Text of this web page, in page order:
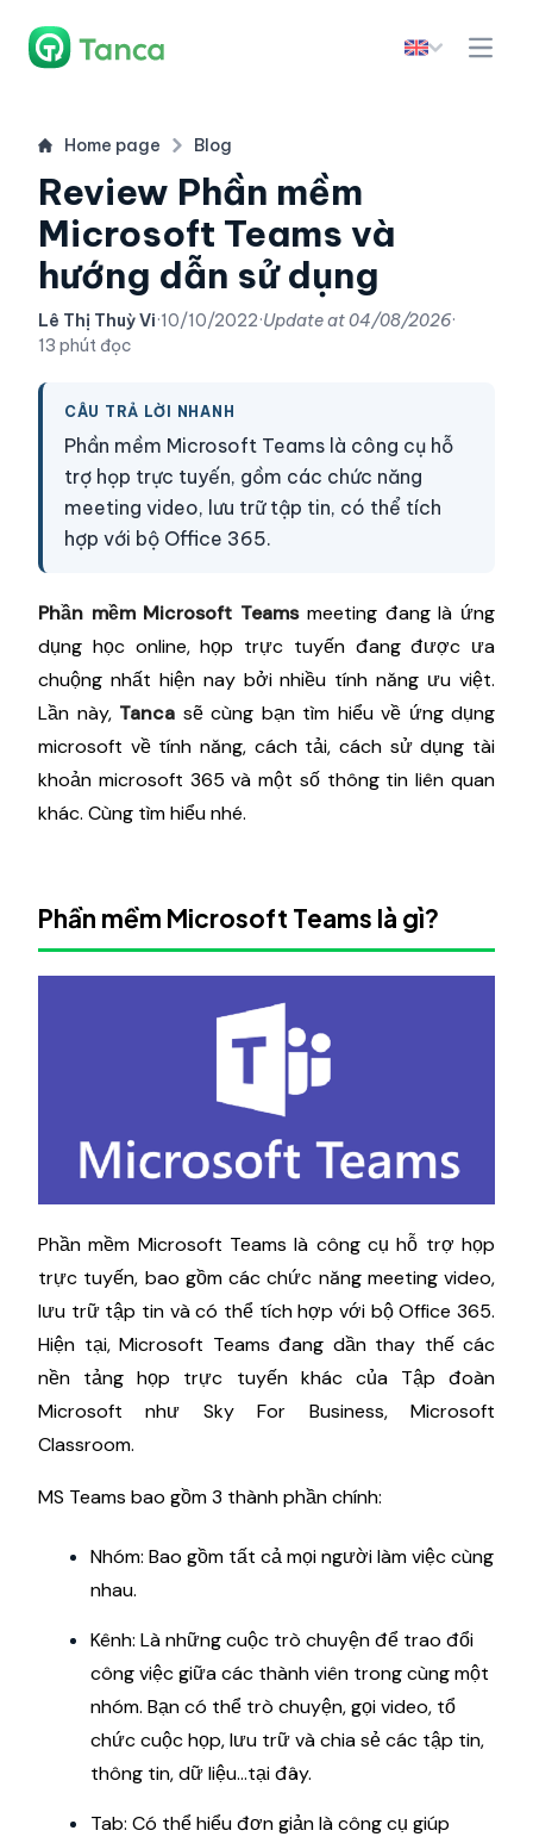
Home page Blog
Review Phần mềm
Microsoft Teams và
hướng dẫn sử dụng
Lê Thị Thuỳ Vi·10/10/2022·Update at04/08/2026·
13 phút đọc
CÂU TRẢ LỜI NHANH
Phần mềm Microsoft Teams là công cụ hỗ
trợ họp trực tuyến, gồm các chức năng
meeting video, lưu trữ tập tin, có thể tích
hợp với bộ Office 365.
Phần mềm Microsoft Teamsmeeting đang là ứng
dụng học online, họp trực tuyến đang được ưa
chuộng nhất hiện nay bởi nhiều tính năng ưu việt.
Lần này, Tanca sẽ cùng bạn tìm hiểu về ứng dụng
microsoft về tính năng, cách tải, cách sử dụng tài
khoản microsoft 365 và một số thông tin liên quan
khác. Cùng tìm hiểu nhé.
Phần mềm Microsoft Teams là gì?
Phần mềm Microsoft Teams là công cụ hỗ trợ họp
trực tuyến, bao gồm các chức năng meeting video,
lưu trữ tập tin và có thể tích hợp với bộ Office 365.
Hiện tại, Microsoft Teams đang dần thay thế các
nền tảng họp trực tuyến khác của Tập đoàn
Microsoft như Sky For Business, Microsoft
Classroom.
MS Teams bao gồm 3 thành phần chính:
Nhóm: Bao gồm tất cả mọi người làm việc cùng
nhau.
Kênh: Là những cuộc trò chuyện để trao đổi
công việc giữa các thành viên trong cùng một
nhóm. Bạn có thể trò chuyện, gọi video, tổ
chức cuộc họp, lưu trữ và chia sẻ các tập tin,
thông tin, dữ liệu...tại đây.
Tab: Có thể hiểu đơn giản là công cụ giúp